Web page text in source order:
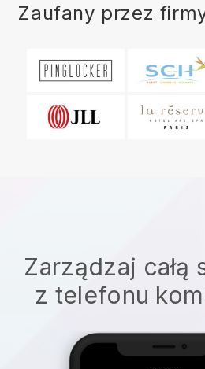
Zaufany przez
Zarządzaj całą
z telefonu